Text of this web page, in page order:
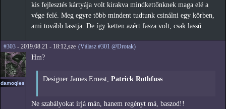
kis fejlesztés kártyája volt kirakva mindkettőnknek maga elé a
vége felé. Meg egyre több mindent tudtunk csinálni egy körben,
ami tovább lasstja. De így ketten azért fasza volt, csak lassú.
#303 - 2019.08.21 - 18:12,sze (Válasz #301 @Drotak)
damoqles
Hm?
Designer James Ernest, Patrick Rothfuss
Ne szabályokat írjá mán, hanem regényt má, baszod!!